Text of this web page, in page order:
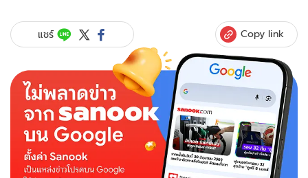
แชร์ Copy link